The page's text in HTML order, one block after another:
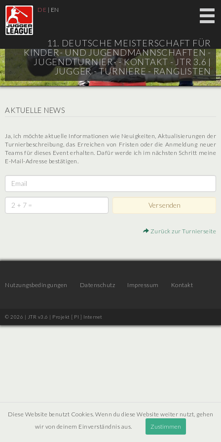
DE | EN
11. DEUTSCHE MEISTERSCHAFT FÜR
KINDER- UND JUGENDMANNSCHAFTEN -
JUGENDTURNIER- - KONTAKT - JTR 3.6 |
JUGGER - TURNIERE - RANGLISTEN
AKTUELLE NEWS
Ja, ich möchte aktuelle Informationen wie Neuigkeiten, Aktualisierungen der
Turnierbeschreibung, das Erreichen von Fristen oder die Anmeldung neuer
Teams für dieses Event erhalten. Dafür werde ich im nächsten Schritt meine
E-Mail-Adresse bestätigen.
Zurück zur Turnierseite
Nutzungsbedingungen Datenschutz Impressum Kontakt
© 2026 | JTR v3.6 | Projekt [ PI ] Internet
Diese Website benutzt Cookies. Wenn du diese Website weiter nutzt, gehen
wir von deinem Einverständnis aus.
Zustimmen